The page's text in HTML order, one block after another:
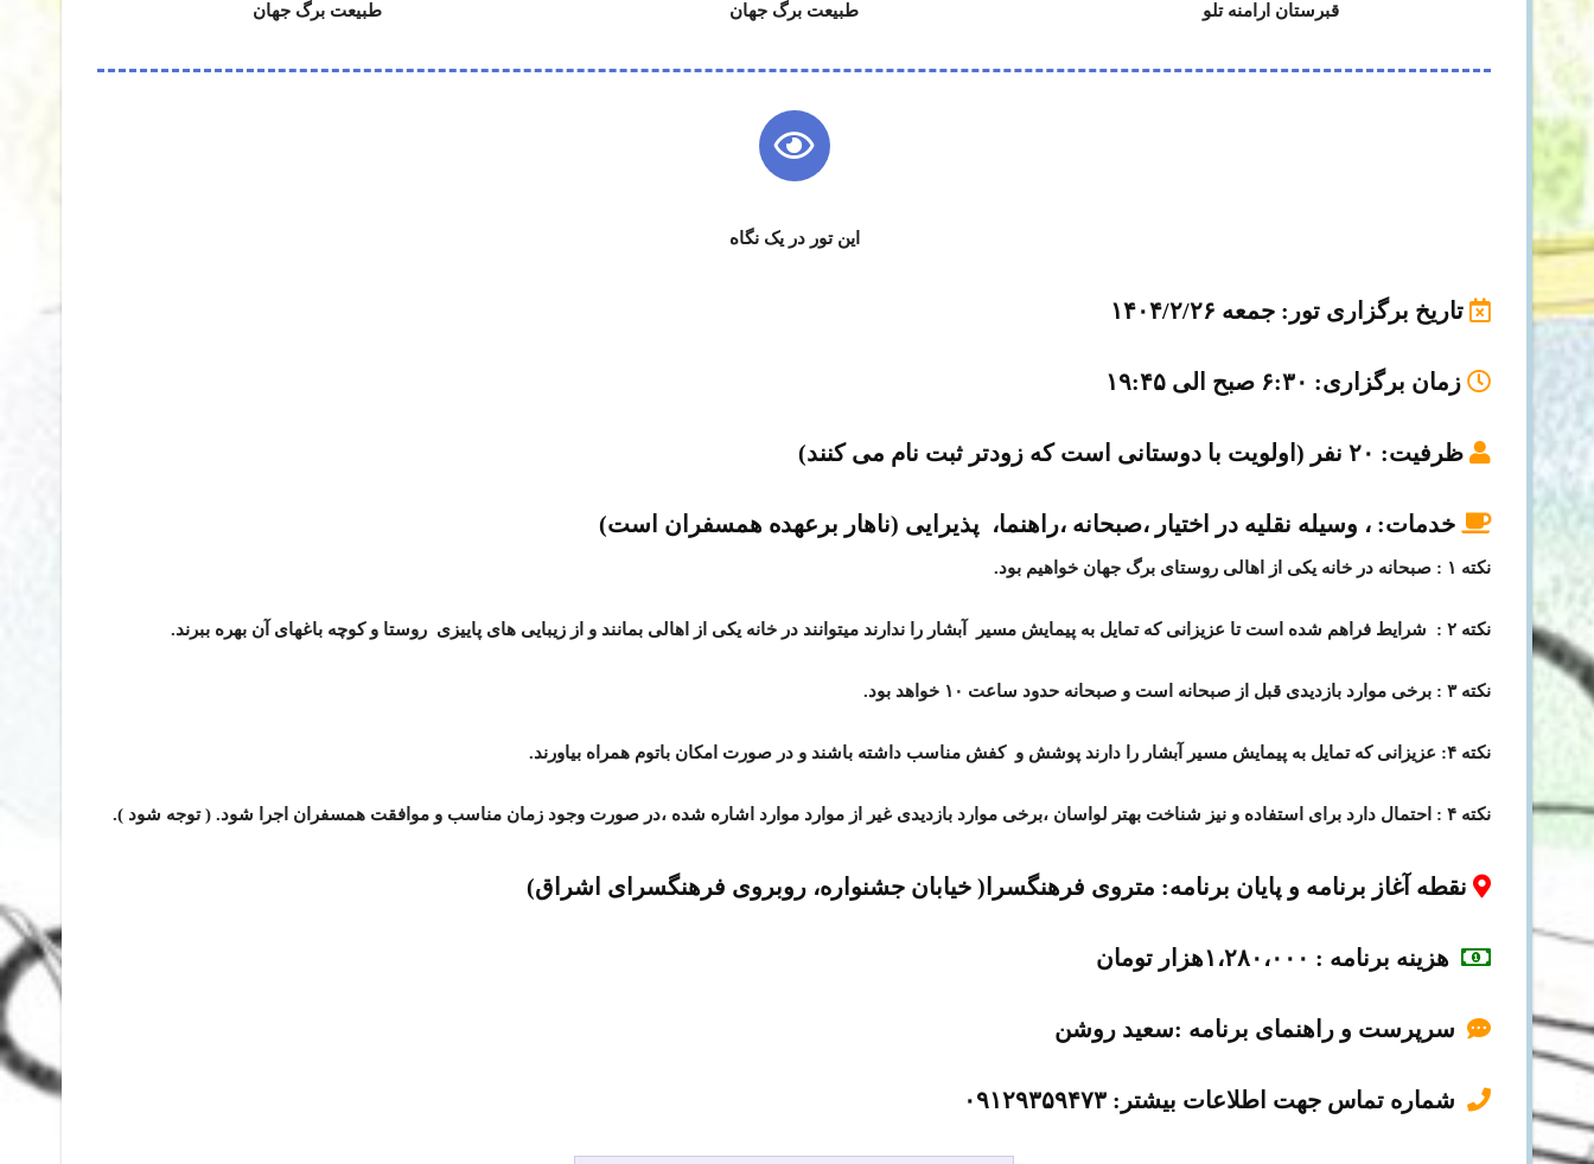
طبیعت برگ جهان طبیعت برگ جهان قبرستان ارامنه تلو
این تور در یک نگاه
تاریخ برگزاری تور : جمعه ۱۴۰۴/۲/۲۶
زمان برگزاری: ۶:۳۰ صبح الی ۱۹:۴۵
ظرفیت: ۲۰ نفر (اولویت با دوستانی است که زودتر ثبت نام می کنند)
خدمات: ، وسیله نقلیه در اختیار ،صبحانه ،راهنما، پذیرایی (ناهار برعهده همسفران است)
نکته ۱ : صبحانه در خانه یکی از اهالی روستای برگ جهان خواهیم بود.
نکته ۲ : شرایط فراهم شده است تا عزیزانی که تمایل به پیمایش مسیر آبشار را ندارند میتوانند در خانه یکی از اهالی بمانند و از زیبایی های پاییزی روستا و کوچه باغهای آن بهره ببرند.
نکته ۳ : برخی موارد بازدیدی قبل از صبحانه است و صبحانه حدود ساعت ۱۰ خواهد بود.
نکته ۴: عزیزانی که تمایل به پیمایش مسیر آبشار را دارند پوشش و کفش مناسب داشته باشند و در صورت امکان باتوم همراه بیاورند.
نکته ۴ : احتمال دارد برای استفاده و نیز شناخت بهتر لواسان ،برخی موارد بازدیدی غیر از موارد موارد اشاره شده ،در صورت وجود زمان مناسب و موافقت همسفران اجرا شود. ( توجه شود ).
نقطه آغاز برنامه و پایان برنامه: متروی فرهنگسرا( خیابان جشنواره، روبروی فرهنگسرای اشراق)
هزینه برنامه : ۱،۲۸۰،۰۰۰هزار تومان
سرپرست و راهنمای برنامه :سعید روشن
شماره تماس جهت اطلاعات بیشتر: ۰۹۱۲۹۳۵۹۴۷۳